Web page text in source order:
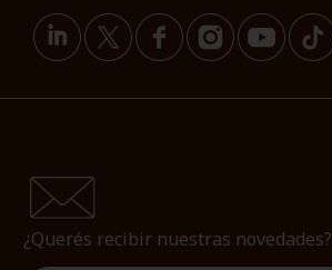
¿Querés recibir nuestras novedades?